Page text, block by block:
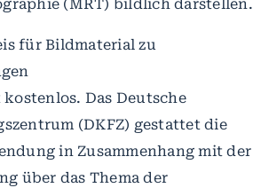
(MRT) bildlich darstellen.
für Bildmaterial zu
Das Deutsche
(DKFZ) gestattet die
in Zusammenhang mit der
über das Thema der